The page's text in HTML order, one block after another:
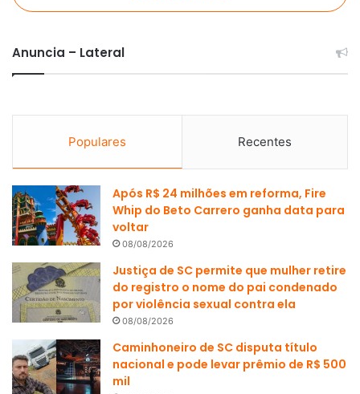
Anuncia – Lateral
Populares Recentes
Após R$ 24 milhões em reforma, Fire
Whip do Beto Carrero ganha data para
voltar
08/08/2026
Justiça de SC permite que mulher retire
do registro o nome do pai condenado
por violência sexual contra ela
08/08/2026
Caminhoneiro de SC disputa título
nacional e pode levar prêmio de R$ 500
mil